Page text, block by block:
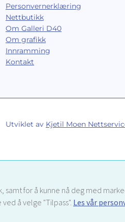
Personvernerklæring
Nettbutikk
Om Galleri D40
Om grafikk
Innramming
Kontakt
Utviklet av Kjetil Moen
samt for å kunne nå deg med
å velge "Tilpass". Les vår